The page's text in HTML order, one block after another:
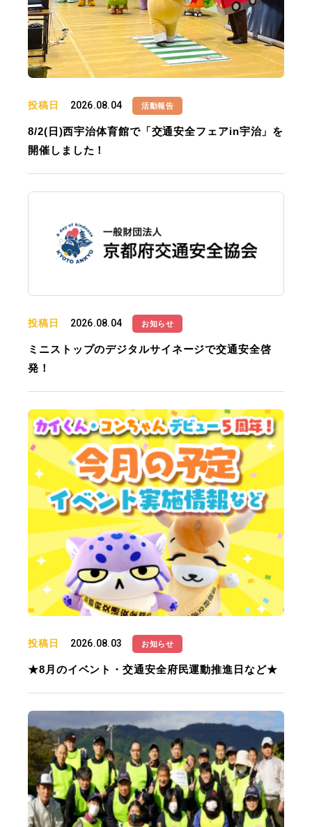
投稿日 2026.08.04 活動報告
8/2(日)西宇治体育館で「交通安全フェアin宇治」を
開催しました！
投稿日 2026.08.04 お知らせ
ミニストップのデジタルサイネージで交通安全啓
発！
投稿日 2026.08.03 お知らせ
★8月のイベント・交通安全府民運動推進日など★